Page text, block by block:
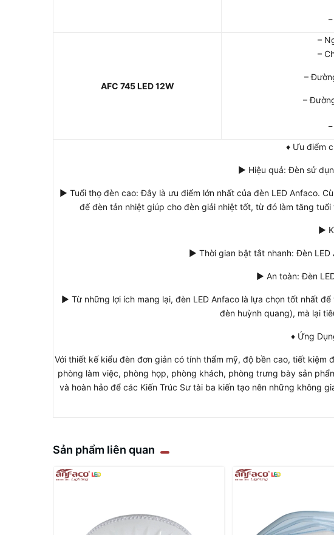
AFC 745LED12W
–
–
–
–
♦ Ưu điểm
► Hiệu quả: Đèn sử
► Tuổi thọ đèn cao: Đây là ưu điểm lớn nhất của đèn LED Anfaco.
đế đèn tản nhiệt giúp cho đèn giải nhiệt tốt, từ đó làm tăng
►
► Thời gian bật tắt nhanh: Đèn
► An toàn: Đèn
► Từ những lợi ích mang lại, đèn LED Anfaco là lựa chọn tốt nhất
đèn huỳnh quang), mà lại
♦ Ứng
Với thiết kế kiểu đèn đơn giản có tính thẩm mỹ, độ bền cao, tiết
phòng làm việc, phòng họp, phòng khách, phòng trưng bày sản
và hoàn hảo để các Kiến Trúc Sư tài ba kiến tạo nên những không
Sản phẩm liên quan